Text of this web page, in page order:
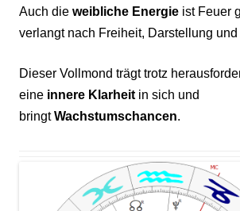
Auch die weibliche Energie ist Feuer
verlangt nach Freiheit, Darstellung und
Dieser Vollmond trägt trotz
eine innere Klarheit in sich und
bringtWachstumschancen.